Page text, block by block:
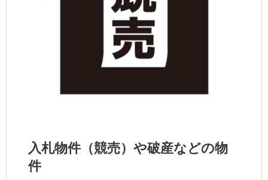
入札物件（競売）や破産などの物
件